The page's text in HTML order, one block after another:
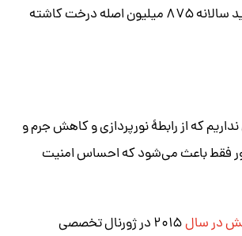
این حجم از کربن باید سالانه ۸۷۵ میلیون اصله درخت کاشته
که از رابطهٔ نورپردازی و کاهش جرم و
فقط باعث می‌شود که احساس امنیت
در سال
۲۰۱۵ در ژورنال تخصصی